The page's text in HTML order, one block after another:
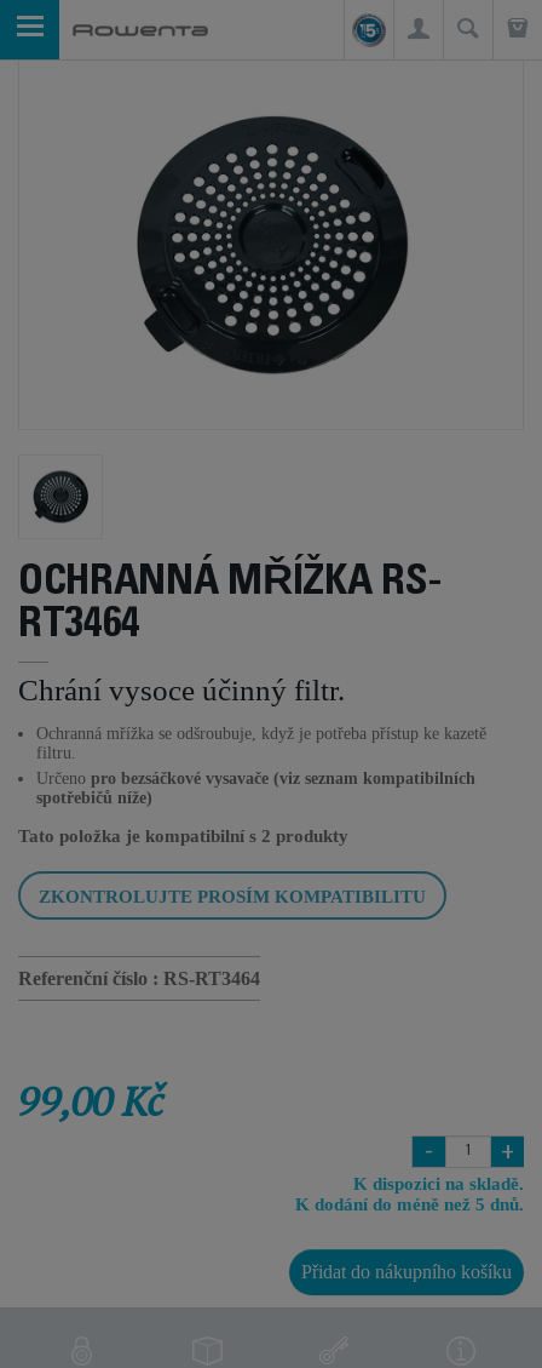
OCHRANNÁ MŘÍŽKA RS-
RT3464
Chrání vysoce účinný filtr.
Ochranná mřížka se odšroubuje, když je potřeba přístup ke kazetě
filtru.
Určeno pro bezsáčkové vysavače (viz seznam kompatibilních
spotřebičů níže)
Tato položka je kompatibilní s 2 produkty
ZKONTROLUJTE PROSÍM KOMPATIBILITU
Referenční číslo : RS-RT3464
99,00 Kč
- +
K dispozici na skladě.
K dodání do méně než 5 dnů.
Přidat do nákupního košíku